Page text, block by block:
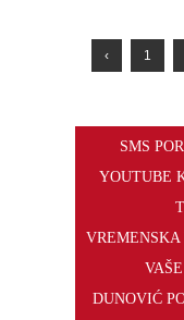
‹ 1
SMS
YOUTUBE
VREMENSKA
DUNOVIĆ